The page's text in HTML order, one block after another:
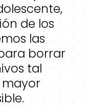
de los
las
borrar
tal